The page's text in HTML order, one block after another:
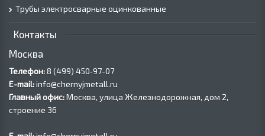
Трубы электросварные оцинкованные
Контакты
Москва
Телефон:8 (499) 450‑97-07
E-mail:info@chernyjmetall.ru
Главный офис:Москва, улица Железнодорожная, дом 2,
строение 36